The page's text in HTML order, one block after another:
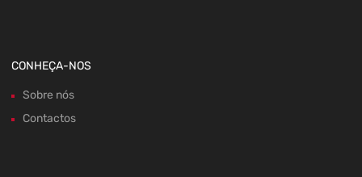
CONHEÇA-NOS
Sobre nós
Contactos